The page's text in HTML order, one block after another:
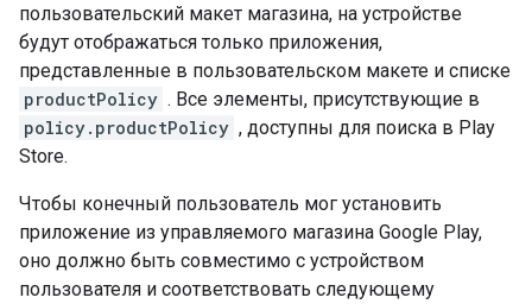
пользовательский макет магазина, на устройстве
будут отображаться только приложения,
представленные в пользовательском макете и списке
productPolicy . Все элементы, присутствующие в
policy.productPolicy , доступны для поиска в Play
Store.
Чтобы конечный пользователь мог установить
приложение из управляемого магазина Google Play,
оно должно быть совместимо с устройством
пользователя и соответствовать следующему